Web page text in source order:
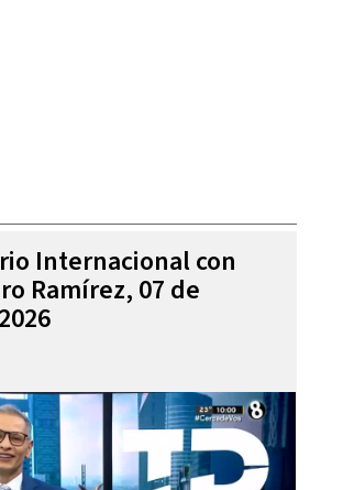
Internacional con
Ramírez, 07 de